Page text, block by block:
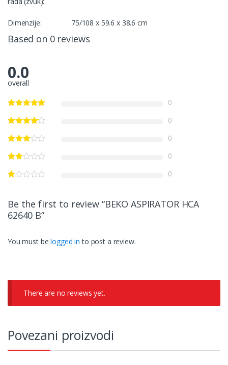
Dimenzije: 75/108 x 59.6 x 38.6 cm
Based on 0 reviews
0.0
overall
0
0
0
0
0
Be the first to review “BEKO ASPIRATOR HCA
62640 B”
You must belogged in to post a review.
There are no reviews yet.
Povezani proizvodi